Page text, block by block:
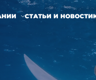
СТАТЬИ И НОВОСТИ